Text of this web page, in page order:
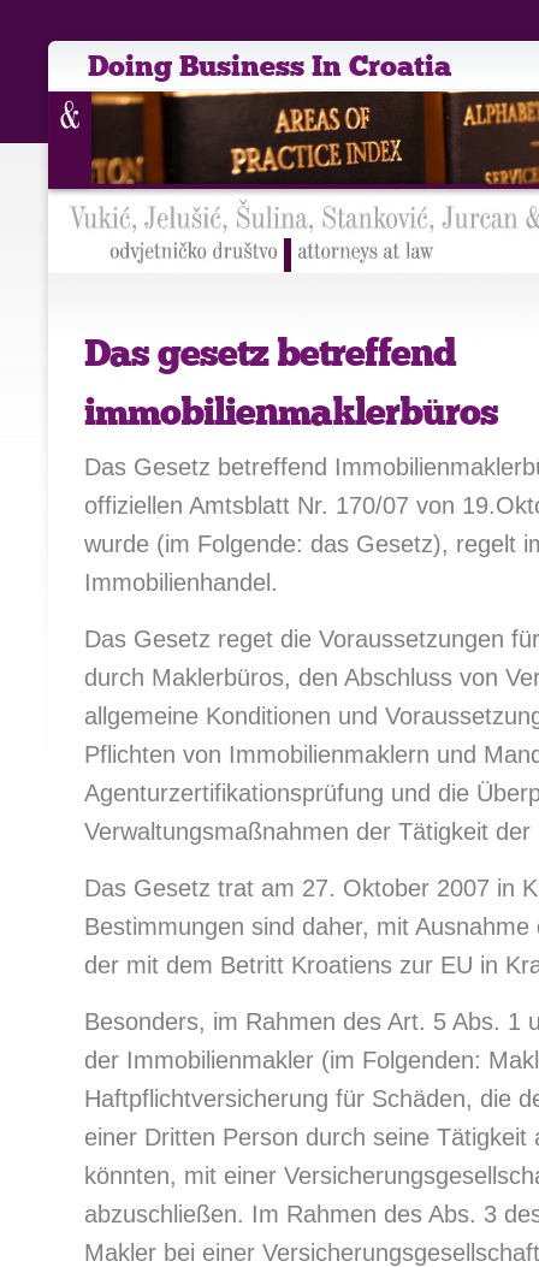
Doing Business In Croatia
Das gesetz betreffend
immobilienmaklerbüros
Das Gesetz betreffend
offiziellen Amtsblatt Nr. 170/07 von
wurde (im Folgende: das Gesetz), regelt
Immobilienhandel.
Das Gesetz reget die Voraussetzungen
durch Maklerbüros, den Abschluss von
allgemeine Konditionen und
Pflichten von Immobilienmaklern und
Agenturzertifikationsprüfung und die
Verwaltungsmaßnahmen der Tätigkeit
Das Gesetz trat am 27. Oktober 2007 in
Bestimmungen sind daher, mit
der mit dem Betritt Kroatiens zur EU in
Besonders, im Rahmen des Art. 5 Abs. 1
der Immobilienmakler (im Folgenden:
Haftpflichtversicherung für Schäden, die
einer Dritten Person durch seine Tätigkeit
könnten, mit einer
abzuschließen. Im Rahmen des Abs. 3
Makler bei einer